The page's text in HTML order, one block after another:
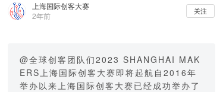
a
v
上海国际创客大赛
2年前
关注
@全球创客团队们2023 SHANGHAI MAK
ERS上海国际创客大赛即将起航自2016年
举办以来上海国际创客大赛已经成功举办了